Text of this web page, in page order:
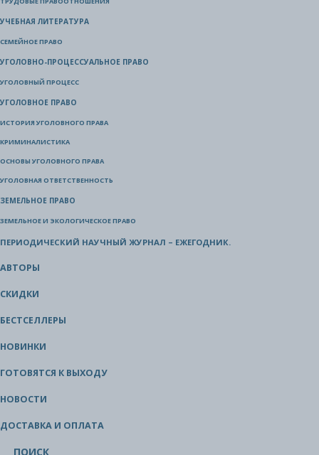
УЧЕБНАЯ ЛИТЕРАТУРА
СЕМЕЙНОЕ ПРАВО
УГОЛОВНО-ПРОЦЕССУАЛЬНОЕ ПРАВО
УГОЛОВНЫЙ ПРОЦЕСС
УГОЛОВНОЕ ПРАВО
ИСТОРИЯ УГОЛОВНОГО ПРАВА
КРИМИНАЛИСТИКА
ОСНОВЫ УГОЛОВНОГО ПРАВА
УГОЛОВНАЯ ОТВЕТСТВЕННОСТЬ
ЗЕМЕЛЬНОЕ ПРАВО
ЗЕМЕЛЬНОЕ И ЭКОЛОГИЧЕСКОЕ ПРАВО
ПЕРИОДИЧЕСКИЙ НАУЧНЫЙ ЖУРНАЛ – ЕЖЕГОДНИК.
АВТОРЫ
СКИДКИ
БЕСТСЕЛЛЕРЫ
НОВИНКИ
ГОТОВЯТСЯ К ВЫХОДУ
НОВОСТИ
ДОСТАВКА И ОПЛАТА
ПОИСК